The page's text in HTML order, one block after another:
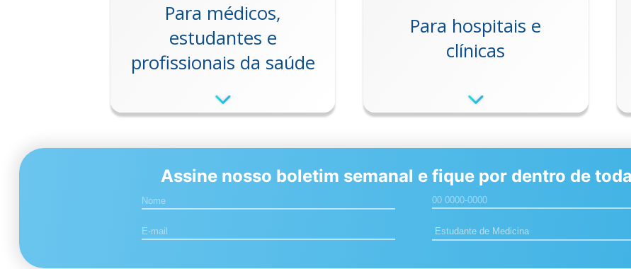
Para médicos,
estudantes e
profissionais da saúde
Para hospitais e
clínicas
Assine nosso boletim semanal e fique por dentro de